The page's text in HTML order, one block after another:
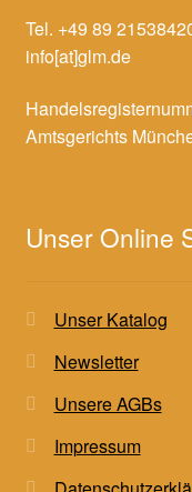
Tel. +49 89
info[at]glm.de
Amtsgerichts
Unser Online
Unser Katalog
Newsletter
Unsere AGBs
Impressum